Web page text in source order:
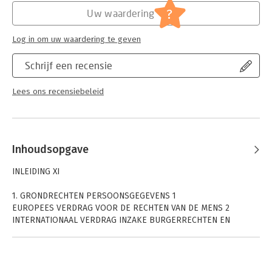
Arbeidsrecht diversen
Schrijf een recensie
Lees ons recensiebeleid
Uw waardering ?
Log in om uw waardering te geven
Inhoudsopgave
INLEIDING XI
1. GRONDRECHTEN PERSOONSGEGEVENS 1
EUROPEES VERDRAG VOOR DE RECHTEN VAN DE MENS 2
INTERNATIONAAL VERDRAG INZAKE BURGERRECHTEN EN